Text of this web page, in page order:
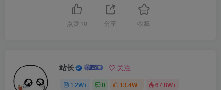
点赞 10 分享 收藏
站长 关注
1.2W+ 0 13.4W+ 67.8W+